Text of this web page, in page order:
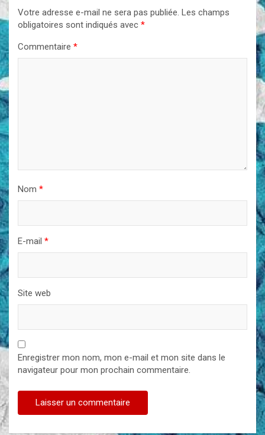
Votre adresse e-mail ne sera pas publiée. Les champs
obligatoires sont indiqués avec *
Commentaire *
Nom *
E-mail *
Site web
Enregistrer mon nom, mon e-mail et mon site dans le
navigateur pour mon prochain commentaire.